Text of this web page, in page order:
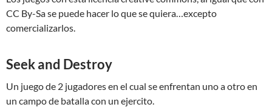
CC By-Sa se puede hacer lo que se quiera…excepto
comercializarlos.
Seek and Destroy
Un juego de 2 jugadores en el cual se enfrentan uno a otro en
un campo de batalla con un ejercito.